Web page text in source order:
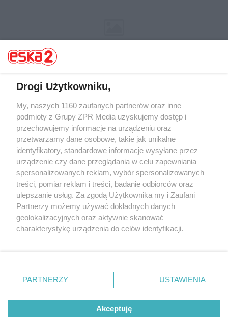
Żaden utwór zamieszczony w serwisie nie może być powielany i
rozpowszechniany lub dalej rozpowszechniany w jakikolwiek sposób (w
tym także elektroniczny lub mechaniczny) na jakimkolwiek polu
eksploatacji w jakiejkolwiek formie, włącznie z umieszczaniem w
Internecie bez pisemnej zgody właściciela praw. Jakiekolwiek użycie lub
wykorzystanie utworów w całości lub w części z naruszeniem prawa,
tzn. bez właściwej zgody, jest zabronione pod groźbą kary i może być
ścigane prawnie.
Drogi Użytkowniku,
My, naszych 1160 zaufanych partnerów oraz inne
podmioty z Grupy ZPR Media uzyskujemy dostęp i
przechowujemy informacje na urządzeniu oraz
przetwarzamy dane osobowe, takie jak unikalne
identyfikatory, standardowe informacje wysyłane przez
urządzenie czy dane przeglądania w celu zapewniania
spersonalizowanych reklam, wybór spersonalizowanych
treści, pomiar reklam i treści, badanie odbiorców oraz
ulepszanie usług. Za zgodą Użytkownika my i Zaufani
Partnerzy możemy używać dokładnych danych
geolokalizacyjnych oraz aktywnie skanować
charakterystykę urządzenia do celów identyfikacji.
zmienić/wycofać klikając przycisk ustawień prywatności
znajdujący się w lewym dolnym rogu strony
rodzaje przetwarzania danych nie wymagają zgody
użytkownika, ale masz prawo sprzeciwić się takiemu
przetwarzaniu. Preferencje będą miały zastosowanie tylko
PARTNERZY USTAWIENIA
Akceptuję